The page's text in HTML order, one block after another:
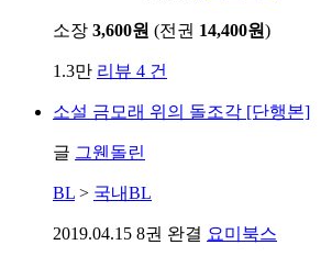
소장 3,600원 (전권 14,400원)
1.3만 리뷰 4 건
소설 금모래 위의 돌조각 [단행본]
글 그웬돌린
BL > 국내BL
2019.04.15 8권 완결 요미북스